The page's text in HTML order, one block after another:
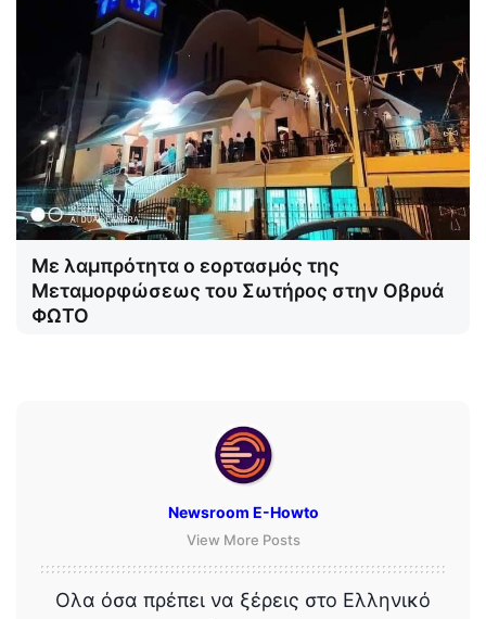
Με λαμπρότητα ο εορτασμός της
Μεταμορφώσεως του Σωτήρος στην Οβρυά
ΦΩΤΟ
Newsroom E-Howto
View More Posts
Ολα όσα πρέπει να ξέρεις στο Ελληνικό